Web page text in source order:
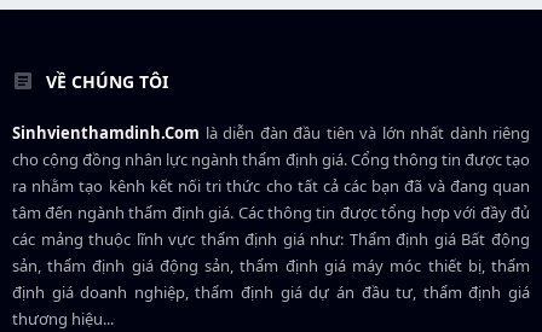
VỀ CHÚNG TÔI
Sinhvienthamdinh.Com là diễn đàn đầu tiên và lớn nhất dành riêng
cho cộng đồng nhân lực ngànhthẩm định giá. Cổng thông tin được tạo
ra nhằm tạo kênh kết nối tri thức cho tất cả các bạn đã và đang quan
tâm đến ngành thẩm định giá. Các thông tin được tổng hợp với đầy đủ
các mảng thuộc lĩnh vực thẩm định giá như: Thẩm định giá Bất động
sản, thẩm định giá động sản, thẩm định giá máy móc thiết bị, thẩm
định giá doanh nghiệp, thẩm định giá dự án đầu tư, thẩm định giá
thương hiệu...